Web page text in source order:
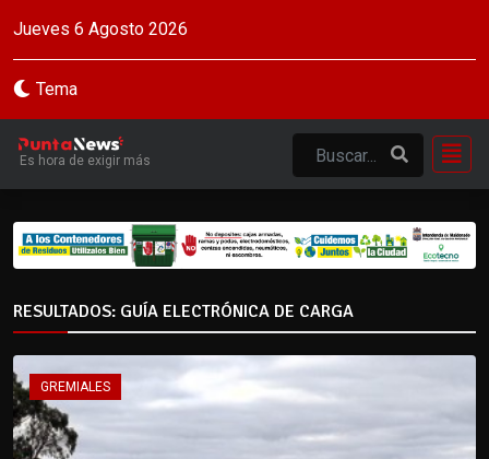
Jueves 6 Agosto 2026
Tema
Es hora de exigir más
RESULTADOS: GUÍA ELECTRÓNICA DE CARGA
GREMIALES